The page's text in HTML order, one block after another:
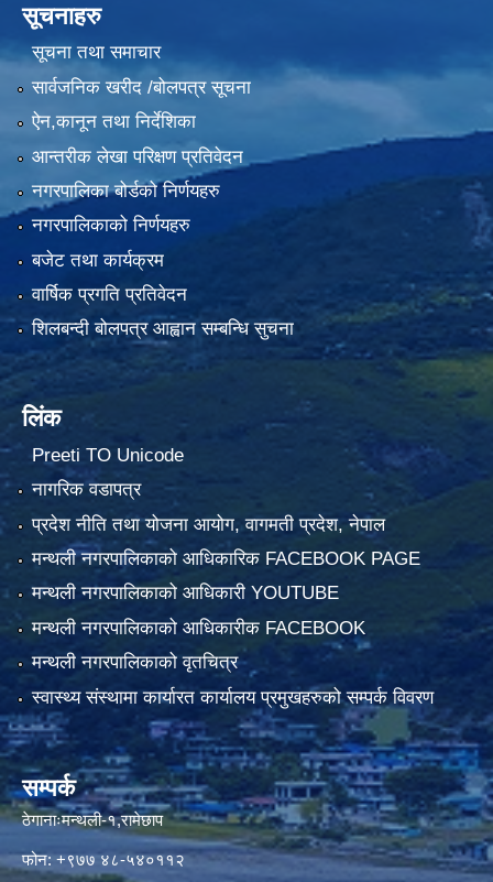
सूचनाहरु
सूचना तथा समाचार
सार्वजनिक खरीद /बोलपत्र सूचना
ऐन,कानून तथा निर्देशिका
आन्तरीक लेखा परिक्षण प्रतिवेदन
नगरपालिका बोर्डको निर्णयहरु
नगरपालिकाको निर्णयहरु
बजेट तथा कार्यक्रम
वार्षिक प्रगति प्रतिवेदन
शिलबन्दी बोलपत्र आह्वान सम्बन्धि सुचना
लिंक
Preeti TO Unicode
नागरिक वडापत्र
प्रदेश नीति तथा योजना आयोग, वागमती प्रदेश, नेपाल
मन्थली नगरपालिकाको आधिकारिक FACEBOOK PAGE
मन्थली नगरपालिकाको आधिकारी YOUTUBE
मन्थली नगरपालिकाको आधिकारीक FACEBOOK
मन्थली नगरपालिकाको वृतचित्र
स्वास्थ्य संस्थामा कार्यारत कार्यालय प्रमुखहरुको सम्पर्क विवरण
सम्पर्क
ठेगानाःमन्थली-१,रामेछाप
फोन: +९७७ ४८-५४०११२